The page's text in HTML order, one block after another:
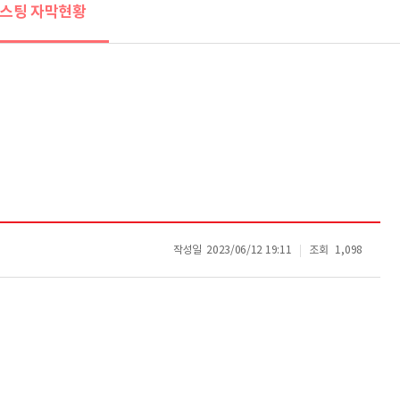
팅 자막현황
작성일 2023/06/12 19:11 조회 1,098